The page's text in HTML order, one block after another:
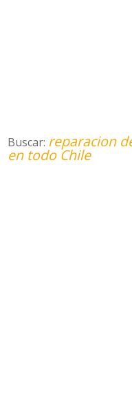
Buscar: reparacion
en todo Chile